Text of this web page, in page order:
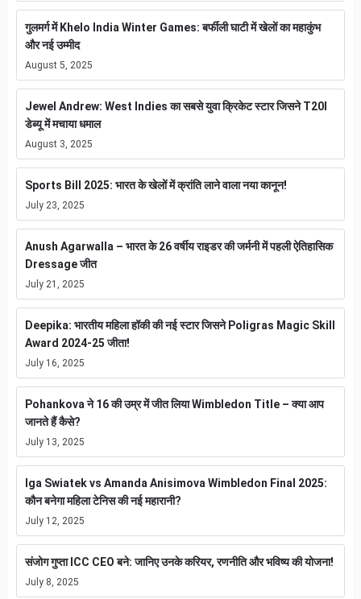
गुलमर्ग में Khelo India Winter Games: बर्फीली घाटी में खेलों का महाकुंभ
और नई उम्मीद
August 5, 2025
Jewel Andrew: West Indies का सबसे युवा क्रिकेट स्टार जिसने T20I
डेब्यू में मचाया धमाल
August 3, 2025
Sports Bill 2025: भारत के खेलों में क्रांति लाने वाला नया कानून!
July 23, 2025
Anush Agarwalla – भारत के 26 वर्षीय राइडर की जर्मनी में पहली ऐतिहासिक
Dressage जीत
July 21, 2025
Deepika: भारतीय महिला हॉकी की नई स्टार जिसने Poligras Magic Skill
Award 2024-25 जीता!
July 16, 2025
Pohankova ने 16 की उम्र में जीत लिया Wimbledon Title – क्या आप
जानते हैं कैसे?
July 13, 2025
Iga Swiatek vs Amanda Anisimova Wimbledon Final 2025:
कौन बनेगा महिला टेनिस की नई महारानी?
July 12, 2025
संजोग गुप्ता ICC CEO बने: जानिए उनके करियर, रणनीति और भविष्य की योजना!
July 8, 2025